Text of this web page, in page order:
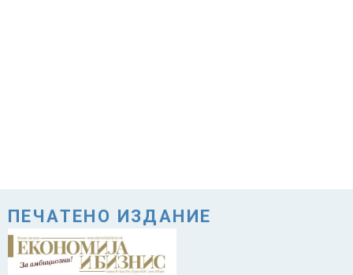
ПЕЧАТЕНО ИЗДАНИЕ